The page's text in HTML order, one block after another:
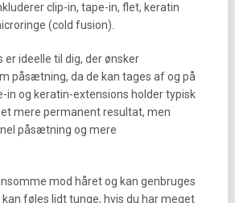
clip-in, tape-in, flet, keratin
(cold fusion).
er ideelle til dig, der ønsker
påsætning, da de kan tages af og på
in og keratin-extensions holder typisk
mere permanent resultat, men
påsætning og mere
mod håret og kan genbruges
føles lidt tunge, hvis du har meget